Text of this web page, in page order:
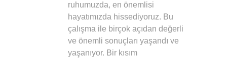
ruhumuzda, en önemlisi
hayatımızda hissediyoruz. Bu
çalışma ile birçok açıdan değerli
ve önemli sonuçları yaşandı ve
yaşanıyor. Bir kısım